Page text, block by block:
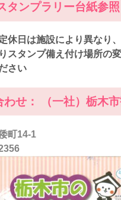
タンプラリー台紙参照
休日は施設により異なり
スタンプ備え付け場所の
さい
わせ： （一社）栃木
町14-1